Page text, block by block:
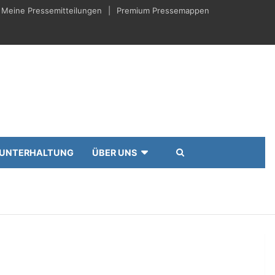
Meine Pressemitteilungen Premium Pressemappen
UNTERHALTUNG ÜBER UNS